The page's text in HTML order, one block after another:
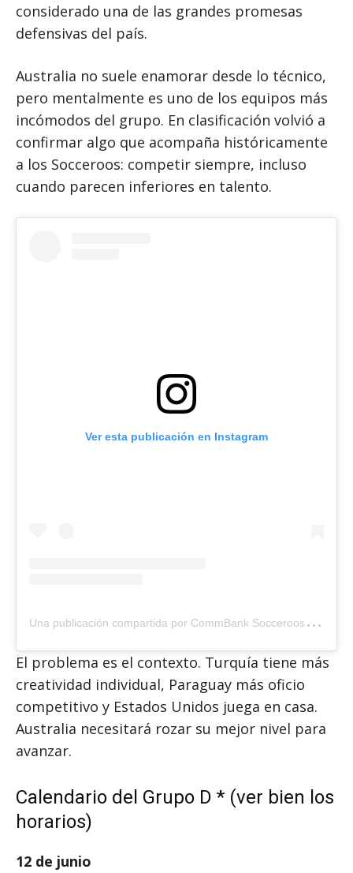
considerado una de las grandes promesas
defensivas del país.
Australia no suele enamorar desde lo técnico,
pero mentalmente es uno de los equipos más
incómodos del grupo. En clasificación volvió a
confirmar algo que acompaña históricamente
a los Socceroos: competir siempre, incluso
cuando parecen inferiores en talento.
Ver esta publicación en Instagram
U
na publicación compartida por CommBank Socceroos (@socceroos)
El problema es el contexto. Turquía tiene más
creatividad individual, Paraguay más oficio
competitivo y Estados Unidos juega en casa.
Australia necesitará rozar su mejor nivel para
avanzar.
Calendario del Grupo D * (ver bien los
horarios)
12 de junio